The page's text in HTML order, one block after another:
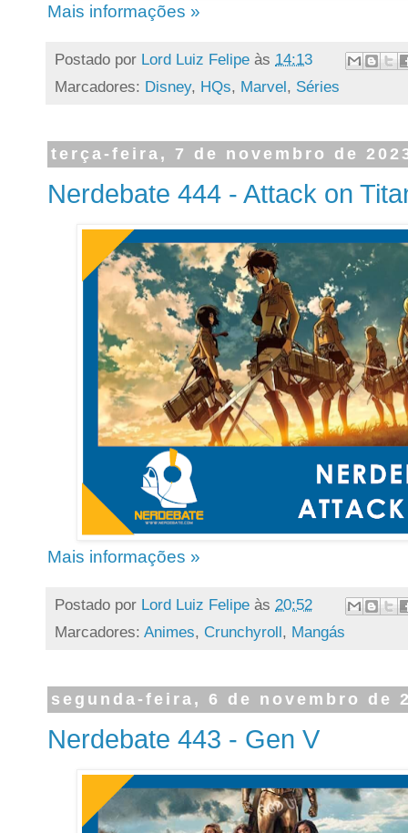
Mais informações »
Postado por Lord Luiz Felipe às 14:13
Marcadores: Disney, HQs, Marvel, Séries
terça-feira, 7 de novembro de
Nerdebate 444 - Attack on
Mais informações »
Postado por Lord Luiz Felipe às 20:52
Marcadores: Animes, Crunchyroll, Mangás
segunda-feira, 6 de novembro de
Nerdebate 443 - Gen V